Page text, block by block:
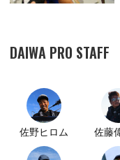
DAIWA PRO STAFF
佐野ヒロム 佐藤